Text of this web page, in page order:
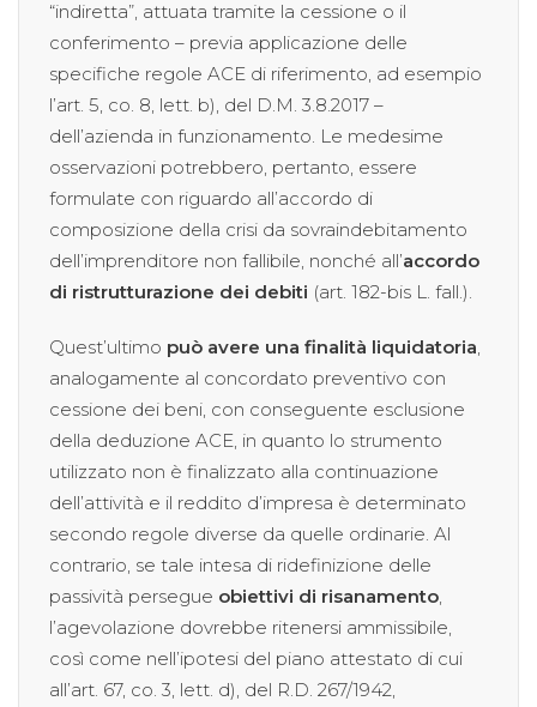
“indiretta”, attuata tramite la cessione o il
conferimento – previa applicazione delle
specifiche regole ACE di riferimento, ad esempio
l’art. 5, co. 8, lett. b), del D.M. 3.8.2017 –
dell’azienda in funzionamento. Le medesime
osservazioni potrebbero, pertanto, essere
formulate con riguardo all’accordo di
composizione della crisi da sovraindebitamento
dell’imprenditore non fallibile, nonché all’accordo
di ristrutturazione dei debiti (art. 182-bis L. fall.).
Quest’ultimo può avere una finalità liquidatoria
analogamente al concordato preventivo con
cessione dei beni, con conseguente esclusione
della deduzione ACE, in quanto lo strumento
utilizzato non è finalizzato alla continuazione
dell’attività e il reddito d’impresa è determinato
secondo regole diverse da quelle ordinarie. Al
contrario, se tale intesa di ridefinizione delle
passività persegue obiettivi di risanamento
l’agevolazione dovrebbe ritenersi ammissibile,
così come nell’ipotesi del piano attestato di cui
all’art. 67, co. 3, lett. d), del R.D. 267/1942,